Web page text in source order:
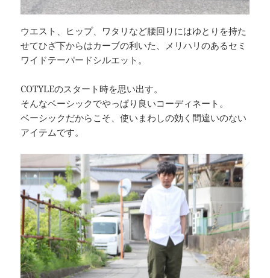
ウエスト、ヒップ、ワタリなど腰回りにはゆとりを持た
せてひざ下からはカーブの利いた、メリハリのあるセミ
ワイドテーパードシルエット。
COTYLEのスタート時を思い出す。
そんなベーシックでやっぱり良いコーディネート。
ベーシックだからこそ、使いまわしの効く間違いのない
アイテムです。